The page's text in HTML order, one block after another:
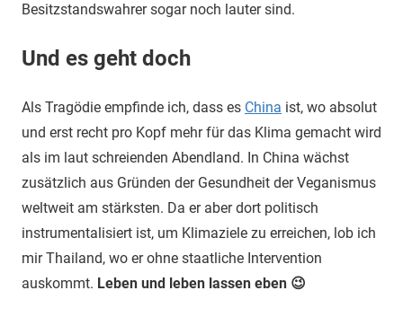
Besitzstandswahrer sogar noch lauter sind.
Und es geht doch
Als Tragödie empfinde ich, dass es China ist, wo absolut
und erst recht pro Kopf mehr für das Klima gemacht wird
als im laut schreienden Abendland. In China wächst
zusätzlich aus Gründen der Gesundheit der Veganismus
weltweit am stärksten. Da er aber dort politisch
instrumentalisiert ist, um Klimaziele zu erreichen, lob ich
mir Thailand, wo er ohne staatliche Intervention
auskommt. Leben und leben lassen eben 😉